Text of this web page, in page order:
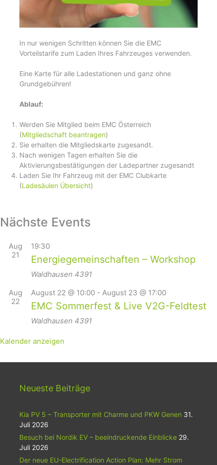
In nur wenigen Schritten können Sie die EMC
Vorteilstarife zum Laden Ihres Fahrzeuges verwenden.
Eine Karte für alle Ladestationen und ganz ohne
Grundgebühren!
Ablauf:
Werden Sie Mitglied beim EMC Österreich
(Mitgliedschaft beantragen)
Sie erhalten die Mitgliedskarte zugesandt.
Nach wenigen Tagen erhalten Sie die
Aktivierungsbestätigungen der Ladepartner zugesandt
Laden Sie Ihr Fahrzeug mit der EMC Clubkarte
(Ladesäulen Übersicht)
Nächste Events
Aug
21
19:30
Energiegemeinschaften – Workshop
Waldhausen 4391
Aug
22
August 22 @ 10:00 - August 23 @ 17:00
EMC Sommerfest & Live V2G-Feldtest
Waldhausen 4391
Kalender anzeigen
Neueste Beiträge
Kia PV 5 – Transporter mit Charme und PKW Genen 31.
Juli 2026
Besuch bei Nordik EV – beeindruckende Einblicke 29.
Juli 2026
Der neue EU-Electrification Action Plan: Mehr Strom